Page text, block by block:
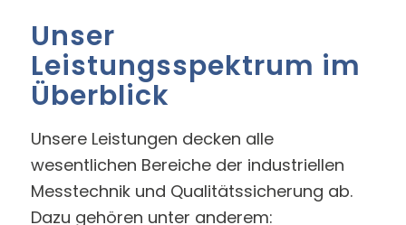
Unser
Leistungsspektrum im
Überblick
Unsere Leistungen decken alle
wesentlichen Bereiche der industriellen
Messtechnik und Qualitätssicherung ab.
Dazu gehören unter anderem: